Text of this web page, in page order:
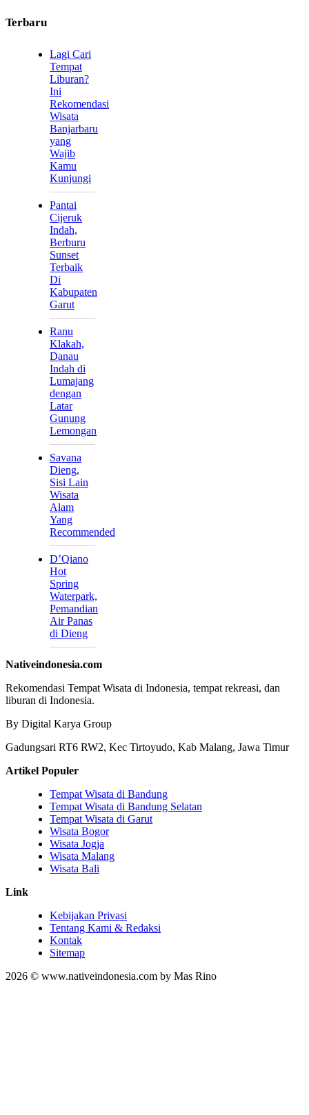
Terbaru
Lagi Cari
Tempat
Liburan?
Ini
Rekomendasi
Wisata
Banjarbaru
yang
Wajib
Kamu
Kunjungi
Pantai
Cijeruk
Indah,
Berburu
Sunset
Terbaik
Di
Kabupaten
Garut
Ranu
Klakah,
Danau
Indah di
Lumajang
dengan
Latar
Gunung
Lemongan
Savana
Dieng,
Sisi Lain
Wisata
Alam
Yang
Recommended
D’Qiano
Hot
Spring
Waterpark,
Pemandian
Air Panas
di Dieng
Nativeindonesia.com
Rekomendasi Tempat Wisata di Indonesia, tempat rekreasi, dan
liburan di Indonesia.
By Digital Karya Group
Gadungsari RT6 RW2, Kec Tirtoyudo, Kab Malang, Jawa Timur
Artikel Populer
Tempat Wisata di Bandung
Tempat Wisata di Bandung Selatan
Tempat Wisata di Garut
Wisata Bogor
Wisata Jogja
Wisata Malang
Wisata Bali
Link
Kebijakan Privasi
Tentang Kami & Redaksi
Kontak
Sitemap
2026 © www.nativeindonesia.com by Mas Rino